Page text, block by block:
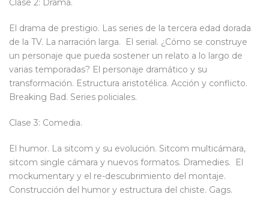
Clase 2: Drama.
El drama de prestigio. Las series de la tercera edad dorada
de la TV. La narración larga. El serial. ¿Cómo se construye
un personaje que pueda sostener un relato a lo largo de
varias temporadas? El personaje dramático y su
transformación. Estructura aristotélica. Acción y conflicto.
Breaking Bad. Series policiales.
Clase 3: Comedia.
El humor. La sitcom y su evolución. Sitcom multicámara,
sitcom single cámara y nuevos formatos. Dramedies. El
mockumentary y el re-descubrimiento del montaje.
Construcción del humor y estructura del chiste. Gags.